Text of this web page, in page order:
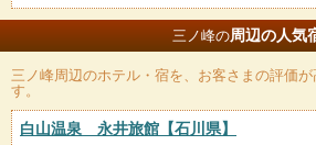
三ノ峰の周辺の人気
三ノ峰周辺のホテル・宿を、お客さまの評価
す。
白山温泉 永井旅館 【石川県】